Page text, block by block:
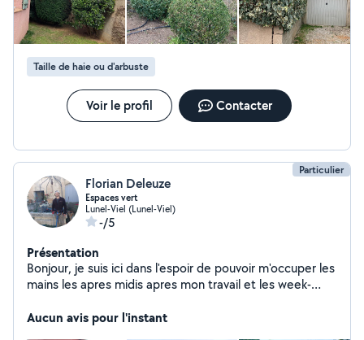
Taille de haie ou d'arbuste
Voir le profil Contacter
Particulier
Florian Deleuze
Espaces vert
Lunel-Viel (Lunel-Viel)
-/5
Présentation
Bonjour, je suis ici dans l'espoir de pouvoir m'occuper les
mains les apres midis apres mon travail et les week-
fait. Je peux tailler les haies et arbustes, rabattre et
Aucun avis pour l'instant